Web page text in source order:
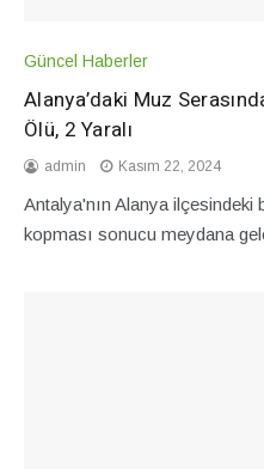
Güncel Haberler
Alanya’daki Muz
Ölü, 2 Yaralı
admin Kasım 22, 2024
Antalya'nın Alanya ilçesindeki
kopması sonucu meydana